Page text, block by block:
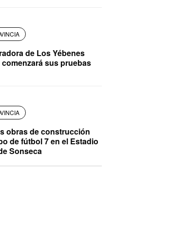
de Los Yébenes
sus pruebas
obras de construcción
de fútbol 7 en el Estadio
Sonseca